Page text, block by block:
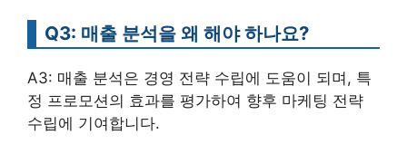
Q3: 매출 분석을 왜 해야 하나요?
A3: 매출 분석은 경영 전략 수립에 도움이 되며, 특
정 프로모션의 효과를 평가하여 향후 마케팅 전략
수립에 기여합니다.